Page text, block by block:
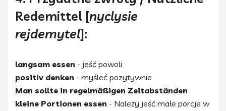
Redemittel [nyclysie
rejdemytel]:
langsam essen - jeść powoli
positiv denken - myśleć pozytywnie
Man sollte in regelmäßigen Zeitabständen
kleine Portionen essen - Należy jeść małe porcje w